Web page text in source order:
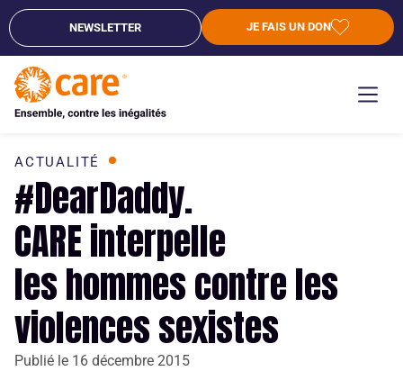
NEWSLETTER JE FAIS UN DON
ACTUALITÉ
#DearDaddy.
CARE interpelle
les hommes contre les
violences sexistes
Publié le 16 décembre 2015